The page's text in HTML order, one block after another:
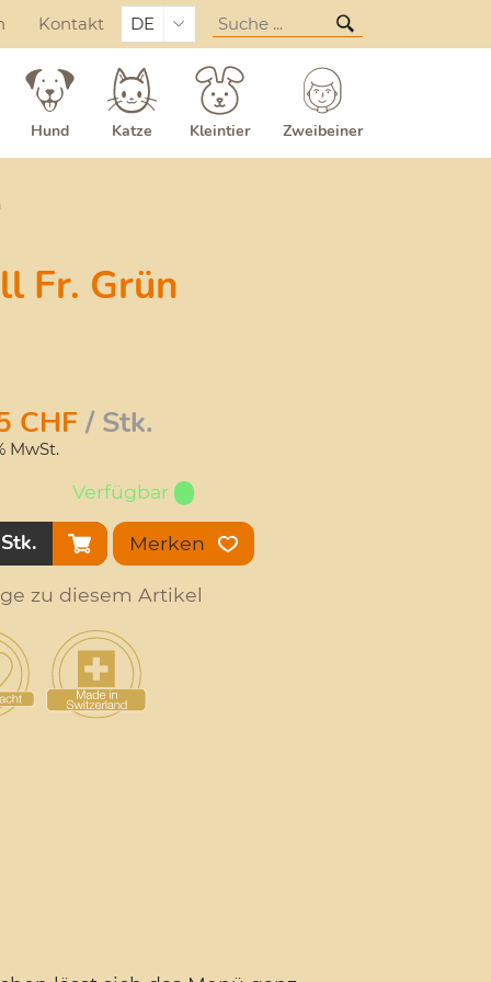
Kontakt DE
Hund Katze Kleintier Zweibeiner
Fr. Grün
CHF/ Stk.
MwSt.
Verfügbar
Stk. Merken
zu diesem Artikel